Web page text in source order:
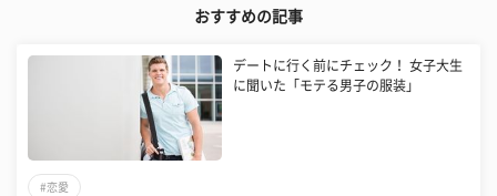
おすすめの記事
デートに行く前にチェック！ 女子大生
に聞いた「モテる男子の服装」
#恋愛